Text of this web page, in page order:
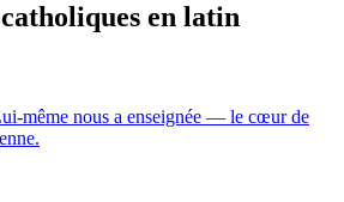
en latin
même nous a enseignée — le cœur de